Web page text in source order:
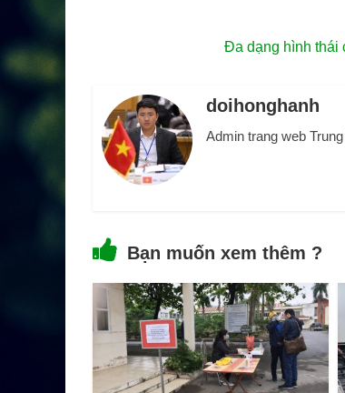
Đa dạng hình thái
doihonghanh
Admin trang web
Bạn muốn xem thêm ?